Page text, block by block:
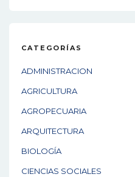
CATEGORÍAS
ADMINISTRACION
AGRICULTURA
AGROPECUARIA
ARQUITECTURA
BIOLOGÍA
CIENCIAS SOCIALES